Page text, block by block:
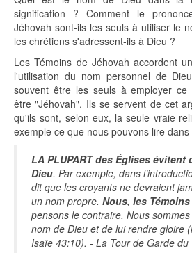
signification ? Comment le
Jéhovah sont-ils les seuls à utiliser le
les chrétiens s'adressent-ils à Dieu ?
Les Témoins de Jéhovah accordent
l'utilisation du nom personnel de
souvent être les seuls à employer ce
être "Jéhovah". Ils se servent de cet
qu'ils sont, selon eux, la seule vraie
exemple ce que nous pouvons lire
LA PLUPART des Églises évitent
Dieu. Par exemple, dans
dit que les croyants ne devraient
un nom propre. Nous, les
pensons le contraire. Nous
nom de Dieu et de lui rendre gloire
Isaïe 43:10). - La Tour de Garde